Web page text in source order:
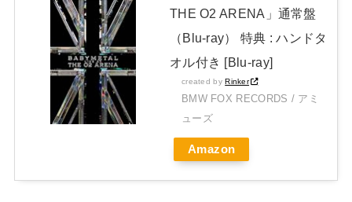
THE O2 ARENA」通常盤
（Blu-ray） 特典 : ハンドタ
オル付き [Blu-ray]
created byRinker
BMW FOX RECORDS / アミ
ューズ
Amazon